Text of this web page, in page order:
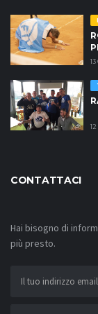
meritatissima, ma
assoluti dei due
#StayRaft
CONTATTACI
Hai bisogno di
più presto.